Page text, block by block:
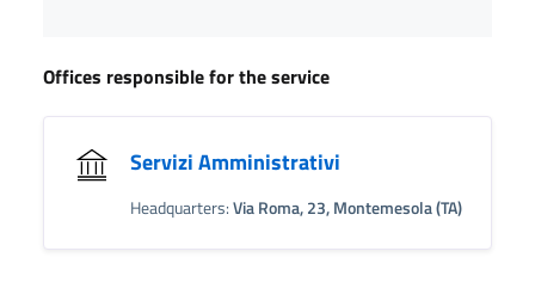
Offices responsible for the service
Servizi Amministrativi
Headquarters:Via Roma, 23, Montemesola (TA)